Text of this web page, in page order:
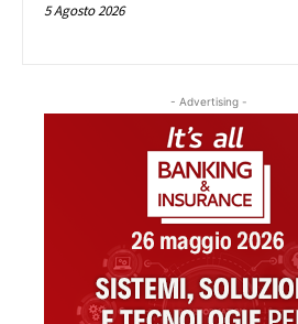
5 Agosto 2026
- Advertising -